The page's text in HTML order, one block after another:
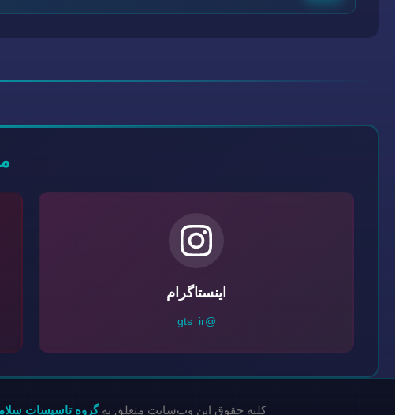
اینستاگرام
@gts_ir
کلیه حقوق این وب‌سایت متعلق بهگروه تاسیسات